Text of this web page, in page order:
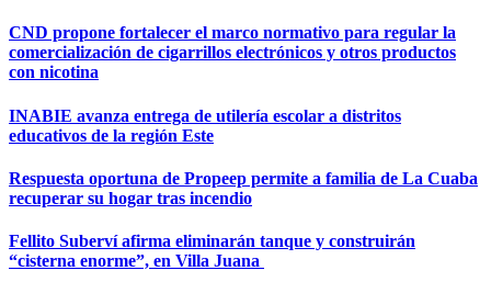
CND propone fortalecer el marco normativo para regular la
comercialización de cigarrillos electrónicos y otros productos
con nicotina
INABIE avanza entrega de utilería escolar a distritos
educativos de la región Este
Respuesta oportuna de Propeep permite a familia de La Cuaba
recuperar su hogar tras incendio
Fellito Suberví afirma eliminarán tanque y construirán
“cisterna enorme”, en Villa Juana